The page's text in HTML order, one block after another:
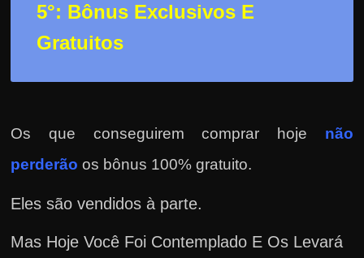
5°: Bônus Exclusivos E
Gratuitos
Os que conseguirem comprar hoje não
perderão os bônus 100% gratuito.
Eles são vendidos à parte.
Mas Hoje Você Foi Contemplado E Os Levará